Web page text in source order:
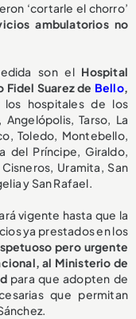
‘cortarle el chorro’
ambulatorios no
son el Hospital
Fidel Suarez de Bello,
los hospitales de los
Tarso, La
Toledo, Montebello,
del Príncipe, Giraldo,
Uramita, San
y San Rafael.
vigente hasta que la
ya prestados en los
pero urgente
al Ministerio de
para que adopten de
que permitan